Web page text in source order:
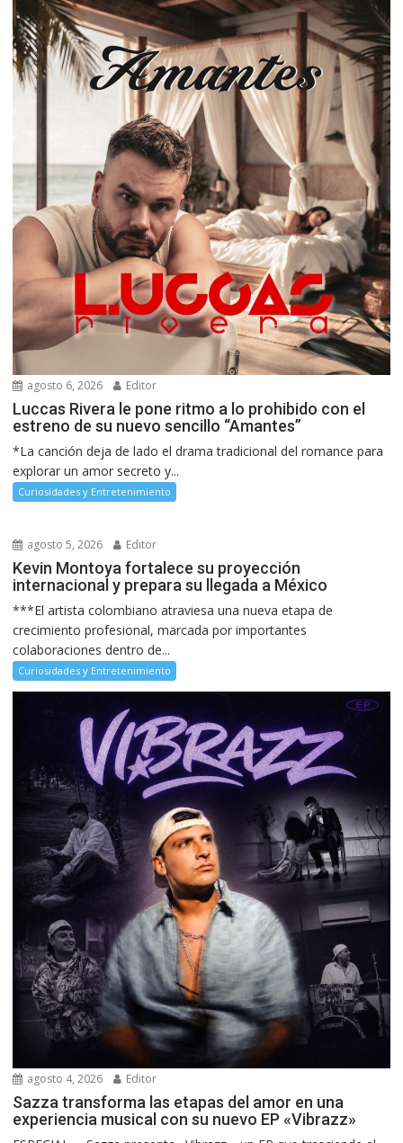
agosto 6, 2026 Editor
Luccas Rivera le pone ritmo a lo prohibido con el
estreno de su nuevo sencillo “Amantes”
*La canción deja de lado el drama tradicional del romance para
explorar un amor secreto y...
Curiosidades y Entretenimiento
agosto 5, 2026 Editor
Kevin Montoya fortalece su proyección
internacional y prepara su llegada a México
***El artista colombiano atraviesa una nueva etapa de
crecimiento profesional, marcada por importantes
colaboraciones dentro de...
Curiosidades y Entretenimiento
agosto 4, 2026 Editor
Sazza transforma las etapas del amor en una
experiencia musical con su nuevo EP «Vibrazz»